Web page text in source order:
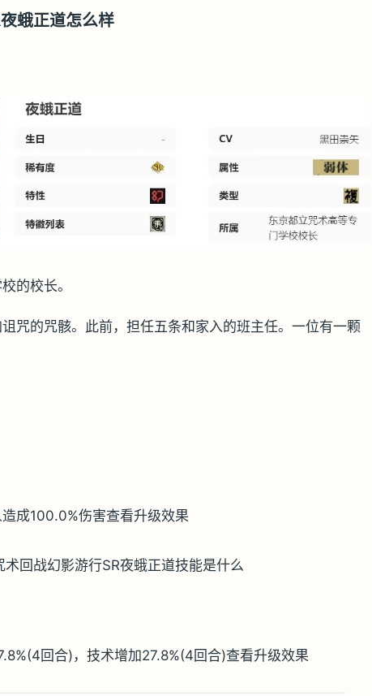
蛾正道怎么样
的校长。
咒的咒骸。此前，担任五条和家入的班主任。一位有一颗
成100.0%伤害查看升级效果
回合)，技术增加27.8%(4回合)查看升级效果